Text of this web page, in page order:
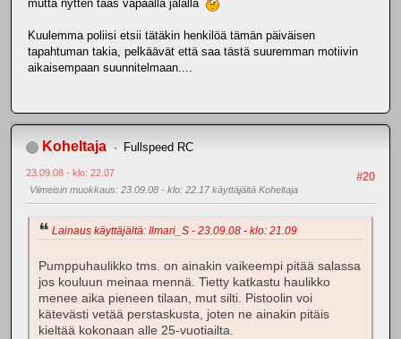
mutta nytten taas vapaalla jalalla
Kuulemma poliisi etsii tätäkin henkilöä tämän päiväisen
tapahtuman takia, pelkäävät että saa tästä suuremman motiivin
aikaisempaan suunnitelmaan....
Koheltaja Fullspeed RC
#20
23.09.08 - klo: 22.07
Viimeisin muokkaus: 23.09.08 - klo: 22.17 käyttäjältä Koheltaja
Lainaus käyttäjältä: Ilmari_S - 23.09.08 - klo: 21.09
Pumppuhaulikko tms. on ainakin vaikeempi pitää salassa
jos kouluun meinaa mennä. Tietty katkastu haulikko
menee aika pieneen tilaan, mut silti. Pistoolin voi
kätevästi vetää perstaskusta, joten ne ainakin pitäis
kieltää kokonaan alle 25-vuotiailta.